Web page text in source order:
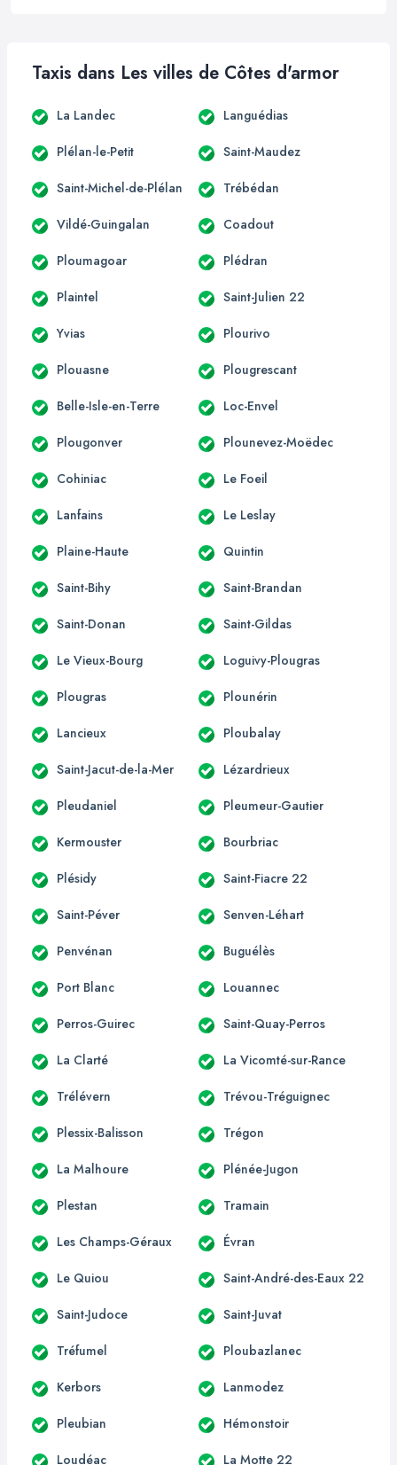
Taxis dans Les villes de Côtes d'armor
La Landec Languédias
Plélan-le-Petit Saint-Maudez
Saint-Michel-de-Plélan Trébédan
Vildé-Guingalan Coadout
Ploumagoar Plédran
Plaintel Saint-Julien 22
Yvias Plourivo
Plouasne Plougrescant
Belle-Isle-en-Terre Loc-Envel
Plougonver Plounevez-Moëdec
Cohiniac Le Foeil
Lanfains Le Leslay
Plaine-Haute Quintin
Saint-Bihy Saint-Brandan
Saint-Donan Saint-Gildas
Le Vieux-Bourg Loguivy-Plougras
Plougras Plounérin
Lancieux Ploubalay
Saint-Jacut-de-la-Mer Lézardrieux
Pleudaniel Pleumeur-Gautier
Kermouster Bourbriac
Plésidy Saint-Fiacre 22
Saint-Péver Senven-Léhart
Penvénan Buguélès
Port Blanc Louannec
Perros-Guirec Saint-Quay-Perros
La Clarté La Vicomté-sur-Rance
Trélévern Trévou-Tréguignec
Plessix-Balisson Trégon
La Malhoure Plénée-Jugon
Plestan Tramain
Les Champs-Géraux Évran
Le Quiou Saint-André-des-Eaux 22
Saint-Judoce Saint-Juvat
Tréfumel Ploubazlanec
Kerbors Lanmodez
Pleubian Hémonstoir
Loudéac La Motte 22